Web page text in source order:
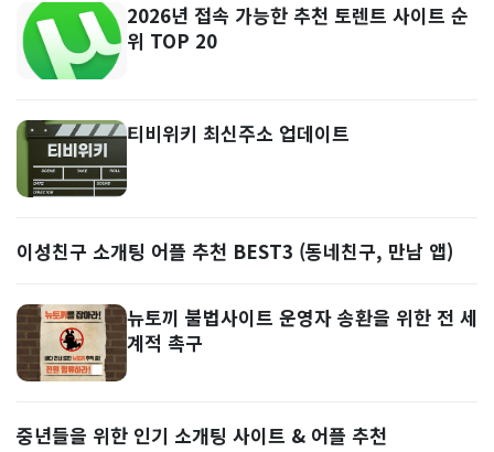
2026년 접속 가능한 추천 토렌트 사이트 순
위 TOP 20
티비위키 최신주소 업데이트
이성친구 소개팅 어플 추천 BEST3 (동네친구, 만남 앱)
뉴토끼 불법사이트 운영자 송환을 위한 전 세
계적 촉구
중년들을 위한 인기 소개팅 사이트 & 어플 추천